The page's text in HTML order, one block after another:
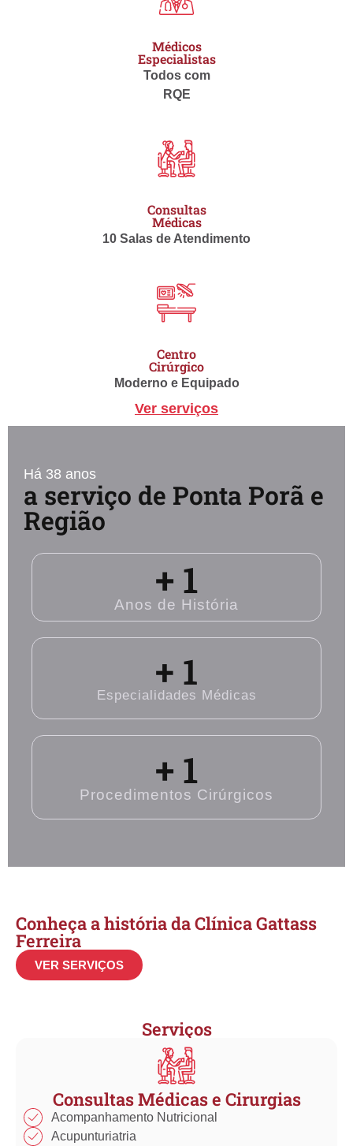
Médicos
Especialistas
Todos com
RQE
Consultas
Médicas
10 Salas de Atendimento
Centro
Cirúrgico
Moderno e Equipado
Ver serviços
Há 38 anos
a serviço de Ponta Porã e
Região
Anos de História
+ 1
Especialidades Médicas
+ 1
Procedimentos Cirúrgicos​
+ 1
Conheça a história da Clínica Gattass
Ferreira
VER SERVIÇOS
Serviços
Consultas Médicas e Cirurgias
Acompanhamento Nutricional
Acupunturiatria